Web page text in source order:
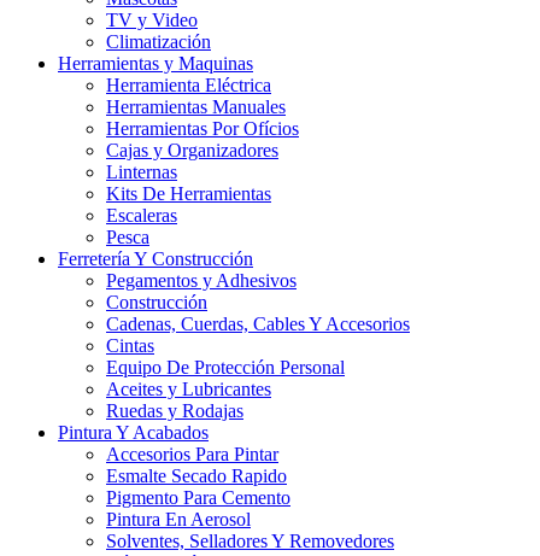
TV y Video
Climatización
Herramientas y Maquinas
Herramienta Eléctrica
Herramientas Manuales
Herramientas Por Ofícios
Cajas y Organizadores
Linternas
Kits De Herramientas
Escaleras
Pesca
Ferretería Y Construcción
Pegamentos y Adhesivos
Construcción
Cadenas, Cuerdas, Cables Y Accesorios
Cintas
Equipo De Protección Personal
Aceites y Lubricantes
Ruedas y Rodajas
Pintura Y Acabados
Accesorios Para Pintar
Esmalte Secado Rapido
Pigmento Para Cemento
Pintura En Aerosol
Solventes, Selladores Y Removedores